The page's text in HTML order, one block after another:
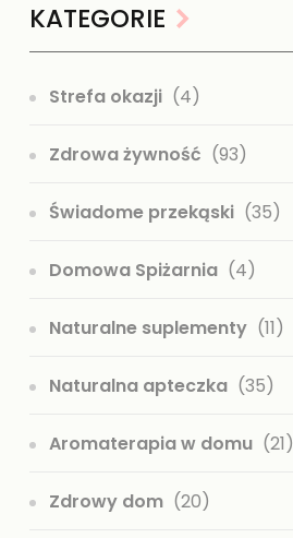
KATEGORIE
Strefa okazji (4)
Zdrowa żywność (93)
Świadome przekąski (35)
Domowa Spiżarnia (4)
Naturalne suplementy (11)
Naturalna apteczka (35)
Aromaterapia w domu (21)
Zdrowy dom (20)